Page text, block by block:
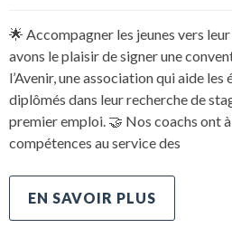
🌟 Accompagner les jeunes vers
avons le plaisir de signer une
l’Avenir, une association qui aide les
diplômés dans leur recherche de
premier emploi. 🤝 Nos coachs ont
compétences au service des
EN SAVOIR PLUS